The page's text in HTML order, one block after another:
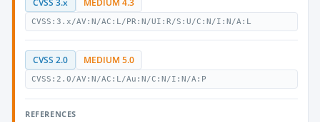
CVSS 3.x MEDIUM 4.3
CVSS:3.x/AV:N/AC:L/PR:N/UI:R/S:U/C:N/I:N/A:L
CVSS 2.0 MEDIUM 5.0
CVSS:2.0/AV:N/AC:L/Au:N/C:N/I:N/A:P
REFERENCES